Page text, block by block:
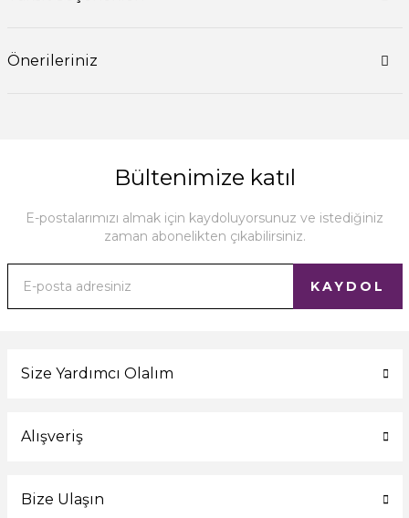
Önerileriniz
Bültenimize katıl
E-postalarımızı almak için kaydoluyorsunuz ve istediğiniz
zaman abonelikten çıkabilirsiniz.
KAYDOL
Size Yardımcı Olalım
Alışveriş
Bize Ulaşın